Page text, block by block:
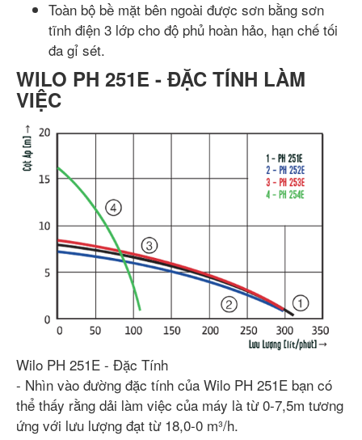
Toàn bộ bề mặt bên ngoài được sơn bằng sơn
tĩnh điện 3 lớp cho độ phủ hoàn hảo, hạn chế tối
đa gỉ sét.
WILO PH 251E - ĐẶC TÍNH LÀM
VIỆC
Wilo PH 251E - Đặc Tính
- Nhìn vào đường đặc tính của Wilo PH 251E bạn có
thể thấy rằng dải làm việc của máy là từ 0-7,5m tương
ứng với lưu lượng đạt từ 18,0-0 m³/h.